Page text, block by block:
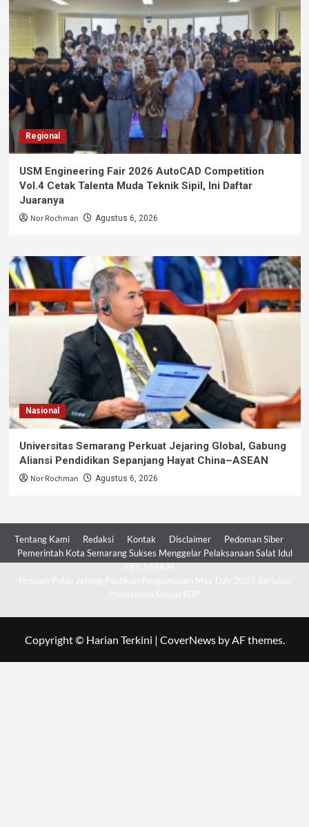
Regional
USM Engineering Fair 2026 AutoCAD Competition
Vol.4 Cetak Talenta Muda Teknik Sipil, Ini Daftar
Juaranya
Nor Rochman Agustus 6, 2026
Nasional
Universitas Semarang Perkuat Jejaring Global, Gabung
Aliansi Pendidikan Sepanjang Hayat China–ASEAN
Nor Rochman Agustus 6, 2026
Tentang Kami Redaksi Kontak Disclaimer
Pedoman Siber
Pemerintah Kota Semarang Sukses Menggelar Pelaksanaan Salat Idul
Copyright © Harian Terkini | CoverNewsby AF themes.